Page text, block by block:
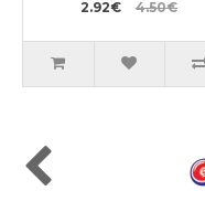
2.92€ 4.50€